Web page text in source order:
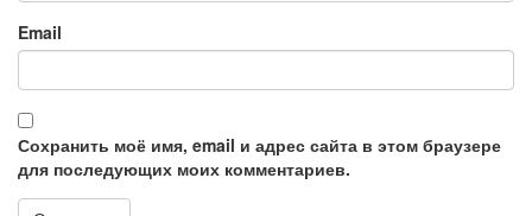
Email
Сохранить моё имя, email и адрес сайта в этом браузере
для последующих моих комментариев.